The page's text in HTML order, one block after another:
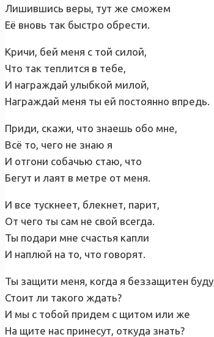
Лишившись веры, тут же сможем
Её вновь так быстро обрести.
Кричи, бей меня с той силой,
Что так теплится в тебе,
И награждай улыбкой милой,
Награждай меня ты ей постоянно впредь.
Приди, скажи, что знаешь обо мне,
Всё то, чего не знаю я
И отгони собачью стаю, что
Бегут и лаят в метре от меня.
И все тускнеет, блекнет, парит,
От чего ты сам не свой всегда.
Ты подари мне счастья капли
И наплюй на то, что говорят.
Ты защити меня, когда я беззащитен буду,
Стоит ли такого ждать?
И мы с тобой придем с щитом или же
На щите нас принесут, откуда знать?